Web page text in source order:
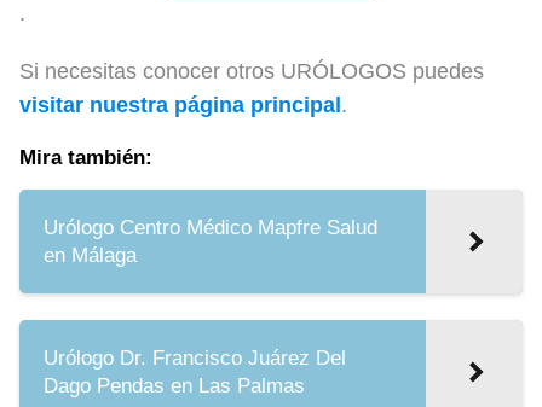
.
Si necesitas conocer otros URÓLOGOS puedes
visitar nuestra página principal .
Mira también:
Urólogo Centro Médico Mapfre Salud
en Málaga
Urólogo Dr. Francisco Juárez Del
Dago Pendas en Las Palmas